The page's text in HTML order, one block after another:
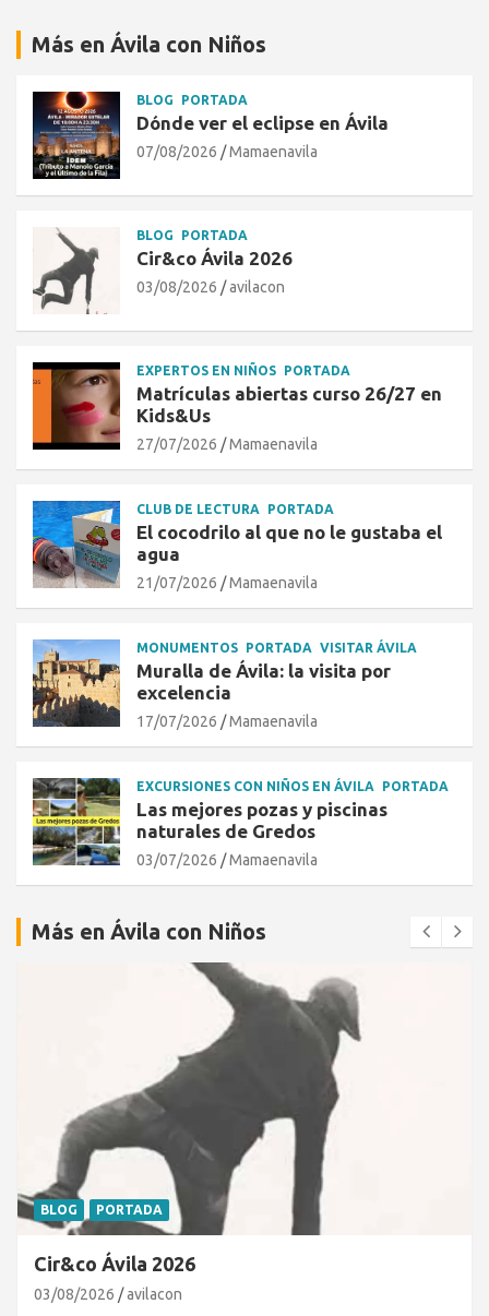
Más en Ávila con Niños
BLOG PORTADA
Dónde ver el eclipse en Ávila
07/08/2026 Mamaenavila
BLOG PORTADA
Cir&co Ávila 2026
03/08/2026 avilacon
EXPERTOS EN NIÑOS PORTADA
Matrículas abiertas curso 26/27 en
Kids&Us
27/07/2026 Mamaenavila
CLUB DE LECTURA PORTADA
El cocodrilo al que no le gustaba el
agua
21/07/2026 Mamaenavila
MONUMENTOS PORTADA VISITAR ÁVILA
Muralla de Ávila: la visita por
excelencia
17/07/2026 Mamaenavila
EXCURSIONES CON NIÑOS EN ÁVILA PORTADA
Las mejores pozas y piscinas
naturales de Gredos
03/07/2026 Mamaenavila
Más en Ávila con Niños
EXPERTOS EN NIÑOS PORTADA
Matrículas abiertas curso 26/27 en Kids&Us
27/07/2026 Mamaenavila